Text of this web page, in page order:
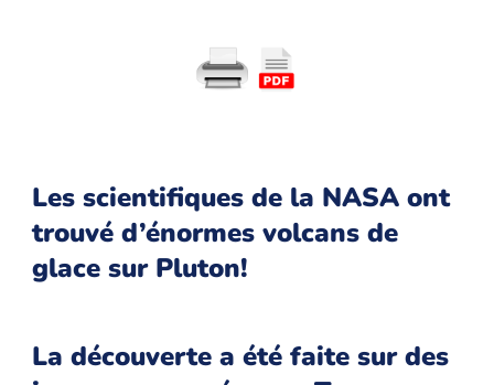
Les scientifiques de la NASA ont
trouvé d’énormes volcans de
glace sur Pluton!
La découverte a été faite sur des